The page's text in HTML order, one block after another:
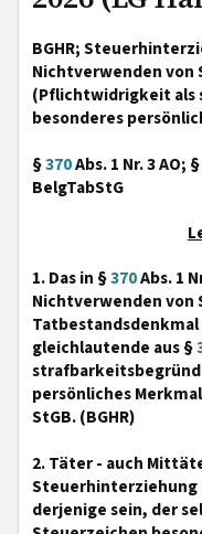
BGHR;
Nichtverwenden von
(Pflichtwidrigkeit als
besonderes
§370Abs. 1 Nr. 3 AO; §
BelgTabStG
1. Das in §370Abs. 1
Nichtverwenden
gleichlautende aus §
persönliches
StGB. (BGHR)
2. Täter - auch
Steuerhinterziehung
derjenige sein, der